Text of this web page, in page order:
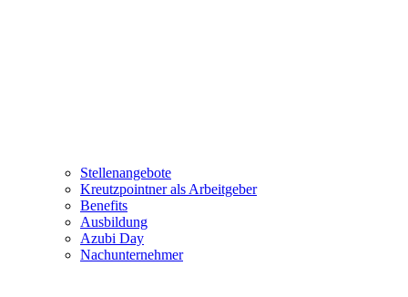
Stellenangebote
Kreutzpointner als Arbeitgeber
Benefits
Ausbildung
Azubi Day
Nachunternehmer